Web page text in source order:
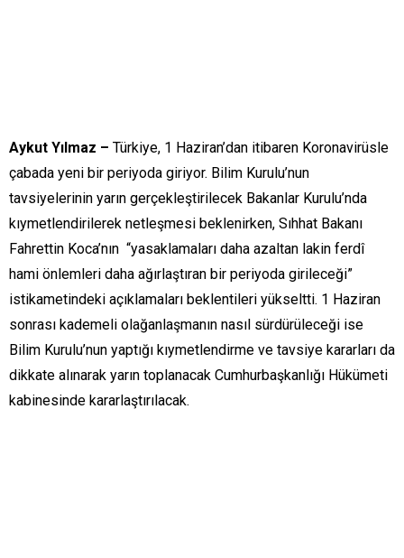
Aykut Yılmaz – Türkiye, 1 Haziran’dan itibaren Koronavirüsle
çabada yeni bir periyoda giriyor. Bilim Kurulu’nun
tavsiyelerinin yarın gerçekleştirilecek Bakanlar Kurulu’nda
kıymetlendirilerek netleşmesi beklenirken, Sıhhat Bakanı
Fahrettin Koca’nın “yasaklamaları daha azaltan lakin ferdî
hami önlemleri daha ağırlaştıran bir periyoda girileceği”
istikametindeki açıklamaları beklentileri yükseltti. 1 Haziran
sonrası kademeli olağanlaşmanın nasıl sürdürüleceği ise
Bilim Kurulu’nun yaptığı kıymetlendirme ve tavsiye kararları da
dikkate alınarak yarın toplanacak Cumhurbaşkanlığı Hükümeti
kabinesinde kararlaştırılacak.